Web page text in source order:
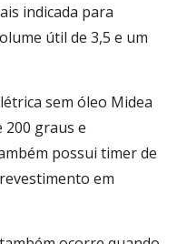
indicada para
útil de 3,5 e um
sem óleo Midea
200 graus e
possui timer de
em